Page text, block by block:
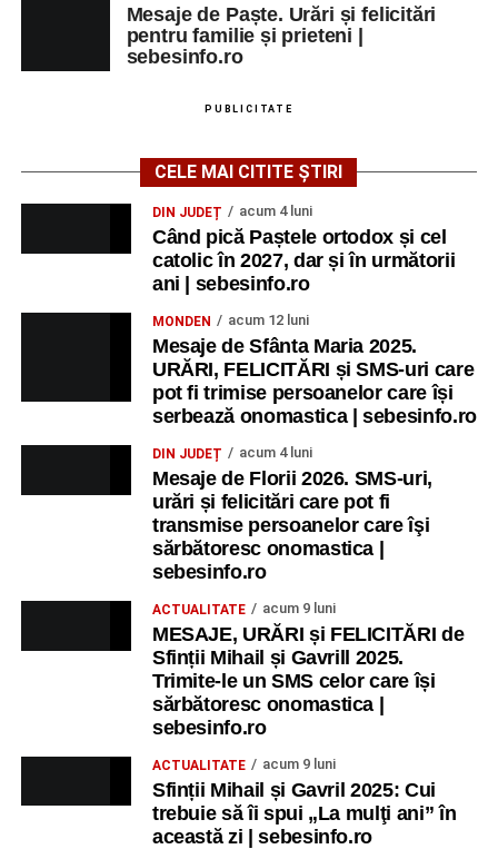
„Armonia artelor”– salon literar și întâlnire
cu artele plastice, organizat alături de artiști locali.
– Proiecție cinematografică:
„Anotimpurile”de Antonio Vivaldi (rating N-15).
MIERCURI, 26 AUGUST 2026
Copiii în armonia orașului
Ora 10.00– Școala din Răhău: activități recreative pentru
– Curtea Școlii „M. Kogălniceanu”: activități
recreative pentru copii.
– Grădina Muzeului Municipal „Ioan Raica”
Sebeș: încheierea Școlii de vară„Curcubeul Prieteniei”
– Aula Primăriei Municipiului Sebeș:
festivitatea de premiere a șefilor de promoție și a elevilor
Evaluare Națională și Bacalaureat.
– Parcul Tineretului: Spectacol pentru copii și
Alexandra Pamfilie și Școala de muzică„DoReMi”
Ancuța Stănuș și grupul de folclor;
Mesaje de Paște. Urări și felicitări
pentru familie și prieteni |
sebesinfo.ro
PUBLICITATE
CELE MAI CITITE ȘTIRI
DIN JUDEȚ acum 4 luni
Când pică Paștele ortodox și cel
catolic în 2027, dar și în următorii
ani | sebesinfo.ro
MONDEN acum 12 luni
Mesaje de Sfânta Maria 2025.
URĂRI, FELICITĂRI și SMS-uri care
pot fi trimise persoanelor care își
serbează onomastica | sebesinfo.ro
DIN JUDEȚ acum 4 luni
Mesaje de Florii 2026. SMS-uri,
urări și felicitări care pot fi
transmise persoanelor care îşi
sărbătoresc onomastica |
sebesinfo.ro
ACTUALITATE acum 9 luni
MESAJE, URĂRI și FELICITĂRI de
Sfinții Mihail și Gavrill 2025.
Trimite-le un SMS celor care își
sărbătoresc onomastica |
sebesinfo.ro
ACTUALITATE acum 9 luni
Sfinții Mihail și Gavril 2025: Cui
trebuie să îi spui „La mulţi ani” în
această zi | sebesinfo.ro